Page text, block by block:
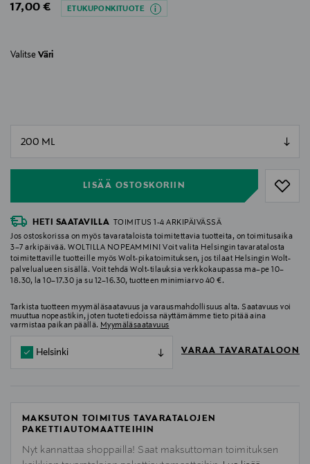
Original Price
17,00 € ETUKUPONKITUOTE
Valitse Väri
LISÄÄ OSTOSKORIIN
HETI SAATAVILLA
TOIMITUS 1-4 ARKIPÄIVÄSSÄ
Jos ostoskorissa on myös tavarataloista toimitettavia tuotteita, on toimitusaika
3–7 arkipäivää. WOLTILLA NOPEAMMIN! Voit valita Helsingin tavaratalosta
toimitettaville tuotteille myös Wolt-pikatoimituksen, jos tilaat Helsingin Wolt-
palvelualueen sisällä. Voit tehdä Wolt-tilauksia verkkokaupassa ma–pe 10–
18.30, la 10–17.30 ja su 12–16.30, tuotteen minimiarvo 40 €.
Tarkista tuotteen myymäläsaatavuus ja varausmahdollisuus alta. Saatavuus voi
muuttua nopeastikin, joten tuotetiedoissa näyttämämme tieto pitää aina
varmistaa paikan päällä. Myymäläsaatavuus
Helsinki VARAA TAVARATALOON
MAKSUTON TOIMITUS TAVARATALOJEN
PAKETTIAUTOMAATTEIHIN
Nyt kannattaa shoppailla! Saat maksuttoman toimituksen